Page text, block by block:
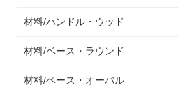
材料/ハンドル・ウッド
材料/ベース・ラウンド
材料/ベース・オーバル